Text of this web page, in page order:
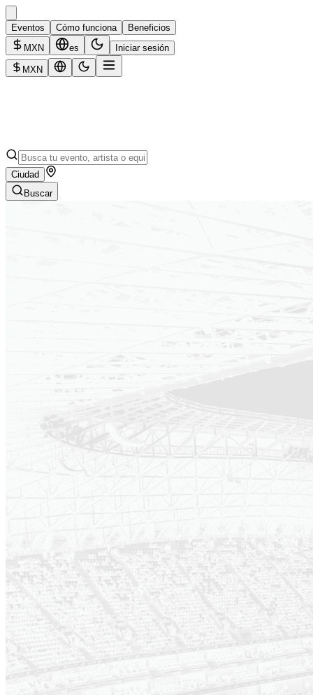
Eventos Cómo funciona
Beneficios
MXN
es Iniciar sesión
MXN
Ciudad
Buscar